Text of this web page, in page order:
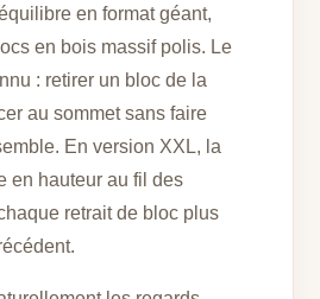
en format géant,
en bois massif polis. Le
: retirer un bloc de la
au sommet sans faire
En version XXL, la
en hauteur au fil des
retrait de bloc plus